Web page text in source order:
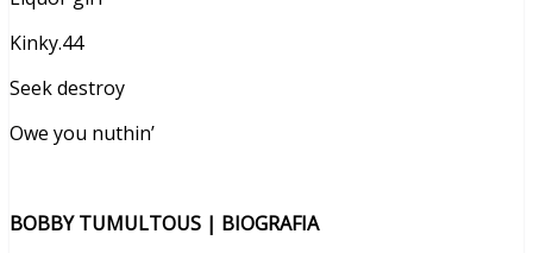
Kinky.44
Seek destroy
Owe you nuthin’
BOBBY TUMULTOUS | BIOGRAFIA